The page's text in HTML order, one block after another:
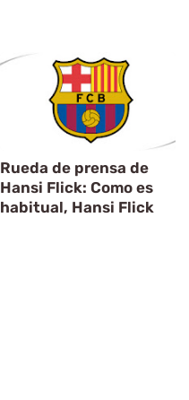
Rueda de prensa de
Hansi Flick: Como es
habitual, Hansi Flick